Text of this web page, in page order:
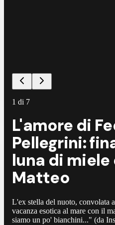
1 di 7
L'amore di
Pellegrini:
luna di miele
Matteo
L'ex stella del nuoto, convolata
vacanza esotica al mare con il
siamo un po' bianchini..." (da